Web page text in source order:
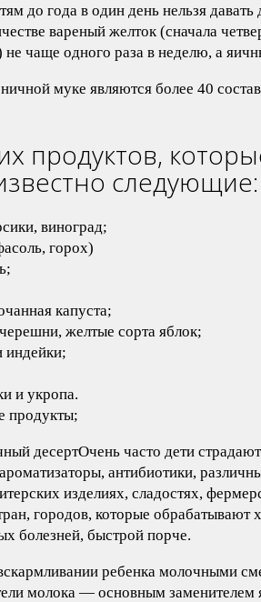
до года в один день нельзя давать
вареный желток (сначала
чаще одного раза в неделю, а
муке являются более 40
продуктов,
следующие:
виноград;
горох)
капуста;
желтые сорта яблок;
индейки;
и укропа.
продукты;
Очень часто дети
антибиотики,
изделиях, сладостях,
городов, которые
болезней, быстрой порче.
ребенка молочными
молока — основным заменителем